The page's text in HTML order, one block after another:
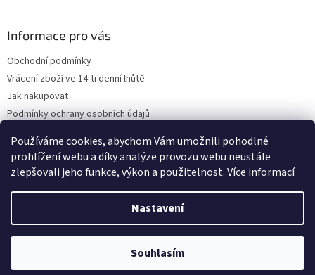
Používáme cookies, abychom Vám umožnili pohodlné
prohlížení webu a díky analýze provozu webu neustále
zlepšovali jeho funkce, výkon a použitelnost.Více informací
Nastavení
Souhlasím
Informace pro vás
Obchodní podmínky
Vrácení zboží ve 14-ti denní lhůtě
Jak nakupovat
Podmínky ochrany osobních údajů
ZPĚTNÝ ODBĚR VYSLOUŽILÝCH ELEKTROZAŘÍZENÍ / BATERIÍ
Vytvořil Shoptet
Podkovy.cz. Všechna práva vyhrazena.